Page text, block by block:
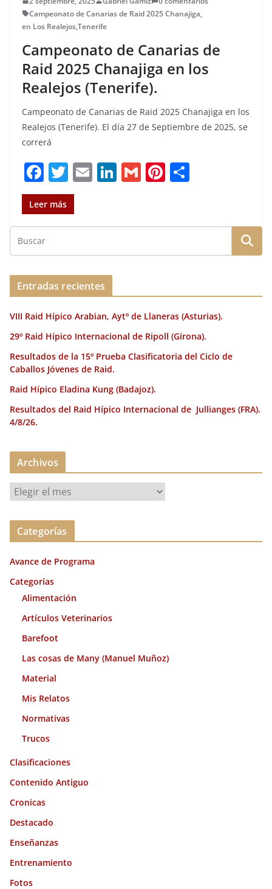
Campeonato de Canarias de Raid 2025 Chanajiga,
en Los Realejos,Tenerife
Campeonato de Canarias de
Raid 2025 Chanajiga en los
Realejos (Tenerife).
Campeonato de Canarias de Raid 2025 Chanajiga en los
Realejos (Tenerife). El día 27 de Septiembre de 2025, se
correrá
F
a
c
e
b
o
o
k
T
w
it
te
r
E
l
Li
e
dI
G
l
Pi
re
st
p
a
Leer más
Entradas recientes
VIII Raid Hípico Arabian, Aytº de Llaneras (Asturias).
29º Raid Hípico Internacional de Ripoll (Girona).
Resultados de la 15º Prueba Clasificatoria del Ciclo de
Caballos Jóvenes de Raid.
Raid Hípico Eladina Kung (Badajoz).
Resultados del Raid Hípico Internacional de Jullianges (FRA).
4/8/26.
Archivos
r
c
v
o
Categorías
Avance de Programa
Categorías
Alimentación
Artículos Veterinarios
Barefoot
Las cosas de Many (Manuel Muñoz)
Material
Mis Relatos
Normativas
Trucos
Clasificaciones
Contenido Antiguo
Cronicas
Destacado
Enseñanzas
Entrenamiento
Fotos